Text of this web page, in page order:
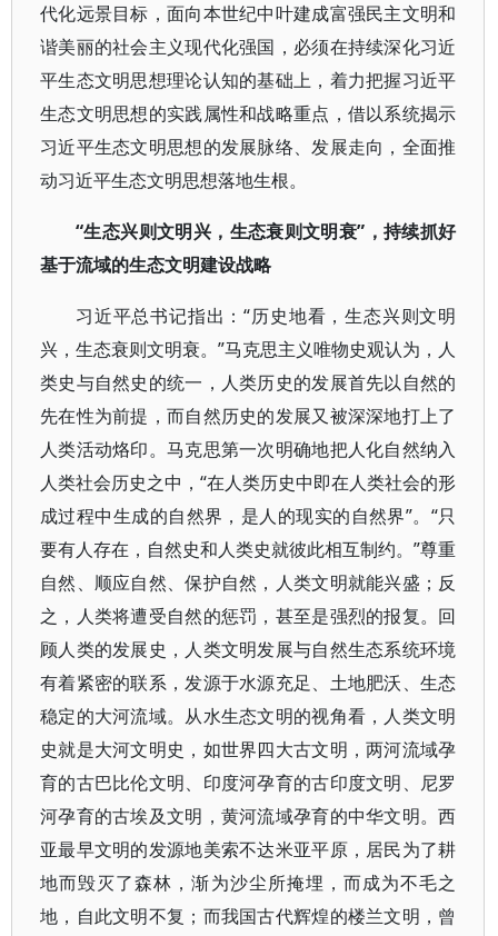
代化远景目标，面向本世纪中叶建成富强民主文明和
谐美丽的社会主义现代化强国，必须在持续深化习近
平生态文明思想理论认知的基础上，着力把握习近平
生态文明思想的实践属性和战略重点，借以系统揭示
习近平生态文明思想的发展脉络、发展走向，全面推
动习近平生态文明思想落地生根。
“生态兴则文明兴，生态衰则文明衰”，持续抓好
基于流域的生态文明建设战略
习近平总书记指出：“历史地看，生态兴则文明
兴，生态衰则文明衰。”马克思主义唯物史观认为，人
类史与自然史的统一，人类历史的发展首先以自然的
先在性为前提，而自然历史的发展又被深深地打上了
人类活动烙印。马克思第一次明确地把人化自然纳入
人类社会历史之中，“在人类历史中即在人类社会的形
成过程中生成的自然界，是人的现实的自然界”。“只
要有人存在，自然史和人类史就彼此相互制约。”尊重
自然、顺应自然、保护自然，人类文明就能兴盛；反
之，人类将遭受自然的惩罚，甚至是强烈的报复。回
顾人类的发展史，人类文明发展与自然生态系统环境
有着紧密的联系，发源于水源充足、土地肥沃、生态
稳定的大河流域。从水生态文明的视角看，人类文明
史就是大河文明史，如世界四大古文明，两河流域孕
育的古巴比伦文明、印度河孕育的古印度文明、尼罗
河孕育的古埃及文明，黄河流域孕育的中华文明。西
亚最早文明的发源地美索不达米亚平原，居民为了耕
地而毁灭了森林，渐为沙尘所掩埋，而成为不毛之
地，自此文明不复；而我国古代辉煌的楼兰文明，曾